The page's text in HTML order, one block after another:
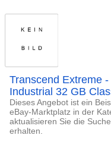
Transcend Extreme
Industrial 32 GB
Dieses Angebot ist ein
eBay-Marktplatz in der
aktualisieren Sie die
erhalten.